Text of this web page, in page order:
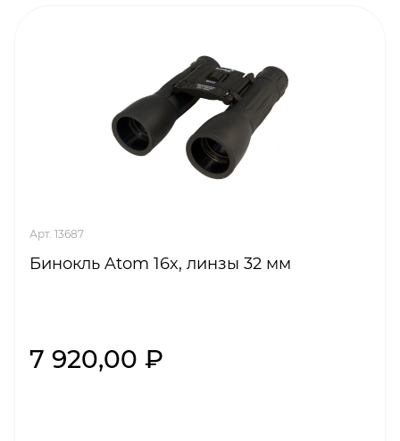
Арт. 13687
Бинокль Atom 16x, линзы 32 мм
7 920,00 ₽